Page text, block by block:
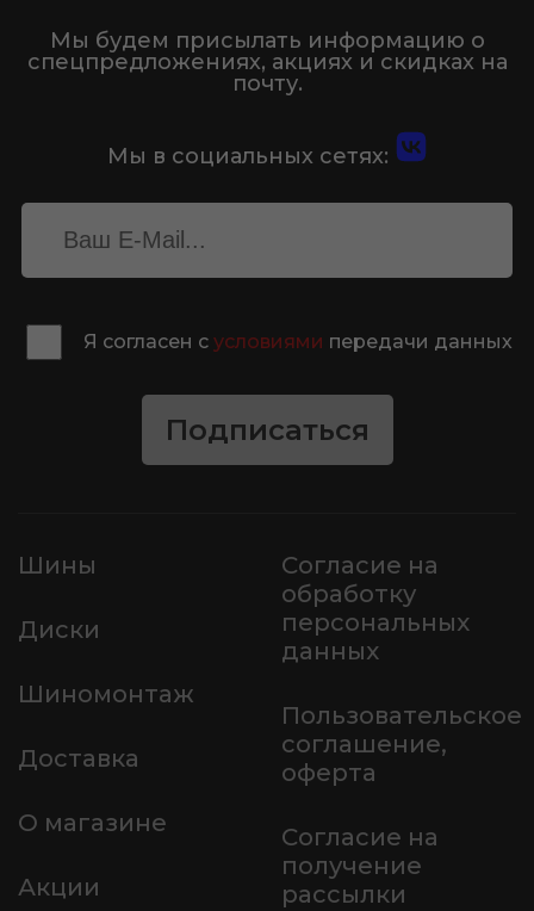
Мы будем присылать информацию о
спецпредложениях, акциях и скидках на
почту.
Мы в социальных сетях:
Я согласен с условиями передачи данных
Подписаться
Шины
Диски
Шиномонтаж
Доставка
О магазине
Акции
Согласие на
обработку
персональных
данных
Пользовательское
соглашение,
оферта
Согласие на
получение
рассылки